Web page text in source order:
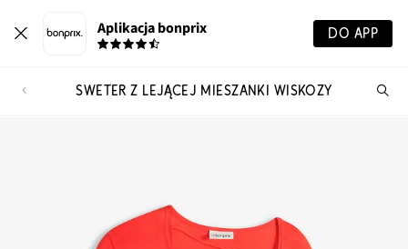
Aplikacja bonprix DO APP
SWETER Z LEJĄCEJ MIESZANKI WISKOZY